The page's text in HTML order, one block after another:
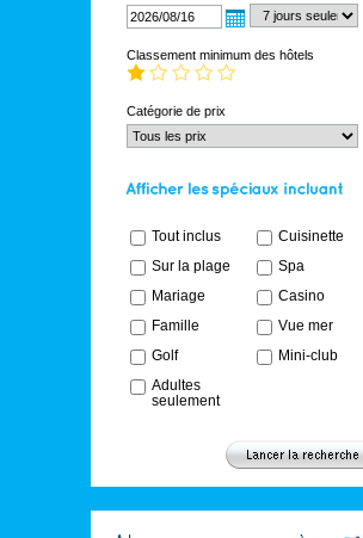
Classement minimum des hôtels
Catégorie de prix
Tout inclus
Cuisinette
Sur la plage
Spa
Mariage
Casino
Famille
Vue mer
Golf
Mini-club
Adultes
seulement